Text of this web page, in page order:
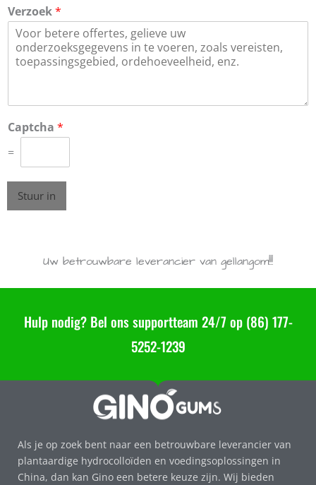
Verzoek*
Captcha *
=
Stuur in
Uw betrouwbare leverancier van gellangom!!!
Hulp nodig? Bel ons supportteam 24/7 op (86) 177-
5252-1239
Als je op zoek bent naar een betrouwbare leverancier van
plantaardige hydrocolloïden en voedingsoplossingen in
China, dan kan Gino een betere keuze zijn. Wij bieden